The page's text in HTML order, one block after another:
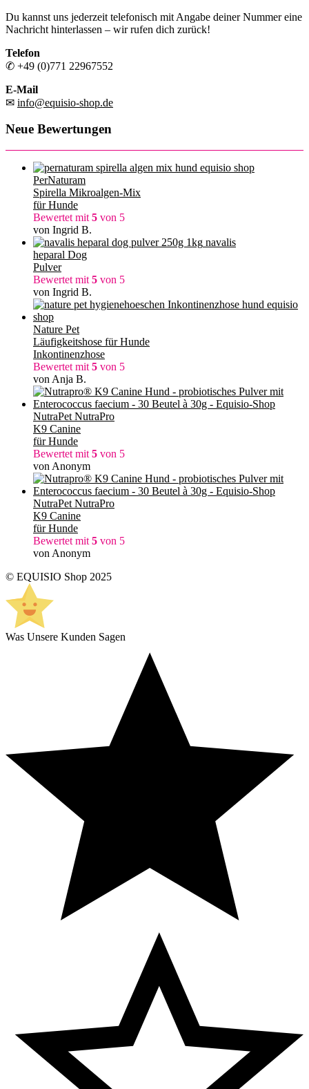
Du kannst uns jederzeit telefonisch mit Angabe deiner Nummer eine
Nachricht hinterlassen – wir rufen dich zurück!
Telefon
✆ +49 (0)771 22967552
E-Mail
✉ info@equisio-shop.de
Neue Bewertungen
PerNaturam
Spirella Mikroalgen-Mix
für Hunde
Bewertet mit 5 von 5
von Ingrid B.
navalis
heparal Dog
Pulver
Bewertet mit 5 von 5
von Ingrid B.
Nature Pet
Läufigkeitshose für Hunde
Inkontinenzhose
Bewertet mit 5 von 5
von Anja B.
NutraPet NutraPro
K9 Canine
für Hunde
Bewertet mit 5 von 5
von Anonym
NutraPet NutraPro
K9 Canine
für Hunde
Bewertet mit 5 von 5
von Anonym
© EQUISIO Shop 2025
Was Unsere Kunden Sagen